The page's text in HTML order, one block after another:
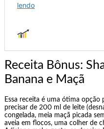
Receita Bônus:
Banana e Maçã
Essa receita é uma ótima opção
precisar de 200 ml de leite
congelada, meia maçã picada
aveia em flocos, uma colher de